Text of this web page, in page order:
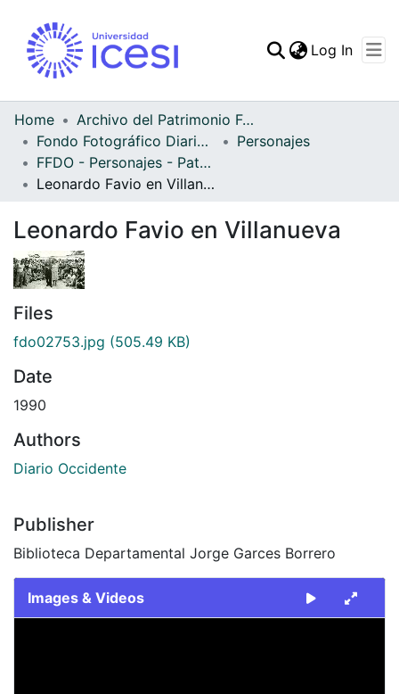
Statistics
Log In
Home
Archivo del Patrimonio Fotográfico y Fílmico del Valle del Cauca
Fondo Fotográfico Diario Occidente
Personajes
FFDO - Personajes - Patrimonial
Leonardo Favio en Villanueva
Leonardo Favio en Villanueva
Files
fdo02753.jpg (505.49 KB)
Date
1990
Authors
Diario Occidente
Publisher
Biblioteca Departamental Jorge Garces Borrero
Images & Videos